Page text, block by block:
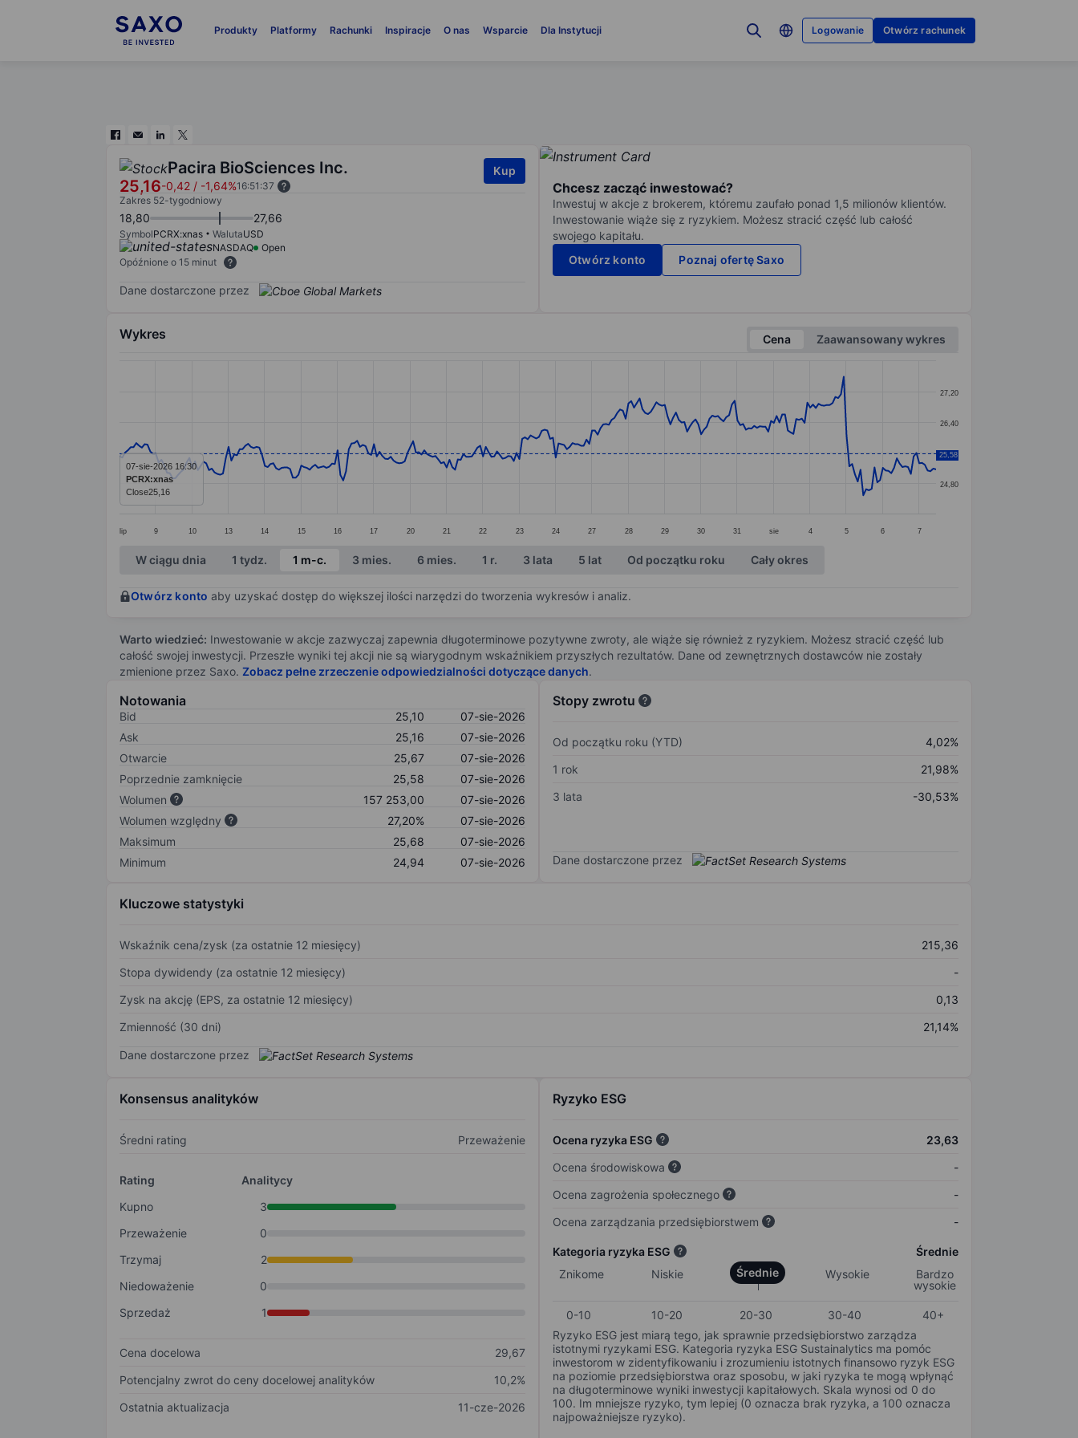
Produkty Platformy Rachunki Inspiracje O nas Wsparcie Dla Instytucji Logowanie Otwórz rachunek
Pacira BioSciences Inc.
25,16-0,42 / -1,64%16:51:37
Kup
Zakres 52-tygodniowy
18,80 27,66
SymbolPCRX:xnas WalutaUSD
NASDAQ
Open
Opóźnione o 15 minut
Dane dostarczone przez
Chcesz zacząć inwestować?
Inwestuj w akcje z brokerem, któremu zaufało ponad 1,5 milionów klientów.
Inwestowanie wiąże się z ryzykiem. Możesz stracić część lub całość
swojego kapitału.
Otwórz konto
Poznaj ofertę Saxo
Wykres Cena
Zaawansowany wykres
The chart has 1 Y axis displaying values. Data ranges from 24.48 to 27.59.
lip 9 10 13 14 15 16 17 20 21 22 23 24 27 28 29 30 31 sie 4 5 6 7
24,80
25,60
26,40
27,20
25,58
07-sie-2026 16:30
PCRX:xnas
Close25,16
End of interactive chart.
W ciągu dnia 1 tydz. 1 m-c. 3 mies. 6 mies. 1 r. 3 lata 5 lat Od początku roku Cały okres
Otwórz konto aby uzyskać dostęp do większej ilości narzędzi do tworzenia wykresów i analiz.
Warto wiedzieć: Inwestowanie w akcje zazwyczaj zapewnia długoterminowe pozytywne zwroty, ale wiąże się również z ryzykiem. Możesz stracić część lub
całość swojej inwestycji. Przeszłe wyniki tej akcji nie są wiarygodnym wskaźnikiem przyszłych rezultatów. Dane od zewnętrznych dostawców nie zostały
zmienione przez Saxo. Zobacz pełne zrzeczenie odpowiedzialności dotyczące danych.
Notowania
Bid 25,10
07-sie-2026
Ask
25,16
07-sie-2026
Otwarcie
25,67
07-sie-2026
Poprzednie zamknięcie
25,58
07-sie-2026
Wolumen
157 253,00
07-sie-2026
Wolumen względny
27,20%
07-sie-2026
Maksimum
25,68
07-sie-2026
Minimum
24,94 07-sie-2026
Stopy zwrotu
Od początku roku (YTD)
4,02%
1 rok
21,98%
3 lata
-30,53%
Dane dostarczone przez
Kluczowe statystyki
Wskaźnik cena/zysk (za ostatnie 12 miesięcy)
215,36
Stopa dywidendy (za ostatnie 12 miesięcy)
-
Zysk na akcję (EPS, za ostatnie 12 miesięcy)
0,13
Zmienność (30 dni)
21,14%
Dane dostarczone przez
Konsensus analityków
Średni rating Przeważenie
Rating
Analitycy
Kupno
3
Przeważenie
0
Trzymaj
2
Niedoważenie
0
Sprzedaż
1
Cena docelowa
29,67
Potencjalny zwrot do ceny docelowej analityków
10,2%
Ostatnia aktualizacja
11-cze-2026
Ryzyko ESG
Ocena ryzyka ESG
23,63
Ocena środowiskowa
-
Ocena zagrożenia społecznego
-
Ocena zarządzania przedsiębiorstwem
-
Kategoria ryzyka ESG
Średnie
Znikome
Niskie Średnie Wysokie
Bardzo
wysokie
0-10 10-20 20-30 30-40
40+
Ryzyko ESG jest miarą tego, jak sprawnie przedsiębiorstwo zarządza
istotnymi ryzykami ESG. Kategoria ryzyka ESG Sustainalytics ma pomóc
inwestorom w zidentyfikowaniu i zrozumieniu istotnych finansowo ryzyk ESG
na poziomie przedsiębiorstwa oraz sposobu, w jaki ryzyka te mogą wpłynąć
na długoterminowe wyniki inwestycji kapitałowych. Skala wynosi od 0 do
100. Im mniejsze ryzyko, tym lepiej (0 oznacza brak ryzyka, a 100 oznacza
najpoważniejsze ryzyko).